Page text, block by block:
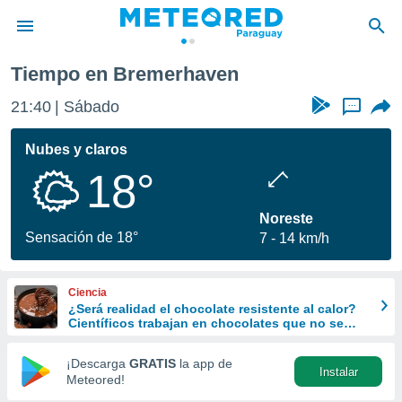
de
ha
calidad.
a este
las
y
forma
digital
basada
Tiempo en Bremerhaven
21:40 Sábado ...
Nubes y claros
18°
Sensación de 18°
Noreste
7
14 km/h
Ciencia
¿Será realidad el chocolate resistente al calor?
Científicos trabajan en chocolates que no se
¡Descarga GRATIS la app de
Meteored!
Instalar